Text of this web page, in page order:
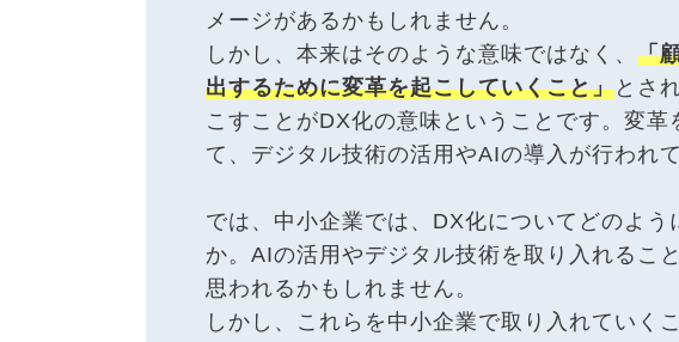
メージがあるかもしれません。
しかし、本来はそのような意味ではなく、 「
出するために変革を起こしていくこと」とさ
こすことがDX化の意味ということです。変革
て、デジタル技術の活用やAIの導入が行われ
では、中小企業では、DX化についてどのよう
か。AIの活用やデジタル技術を取り入れるこ
思われるかもしれません。
しかし、これらを中小企業で取り入れていく